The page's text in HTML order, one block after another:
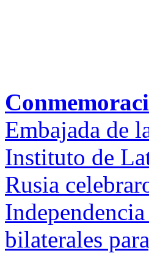
Embajada de
Instituto de
Rusia
bilaterales